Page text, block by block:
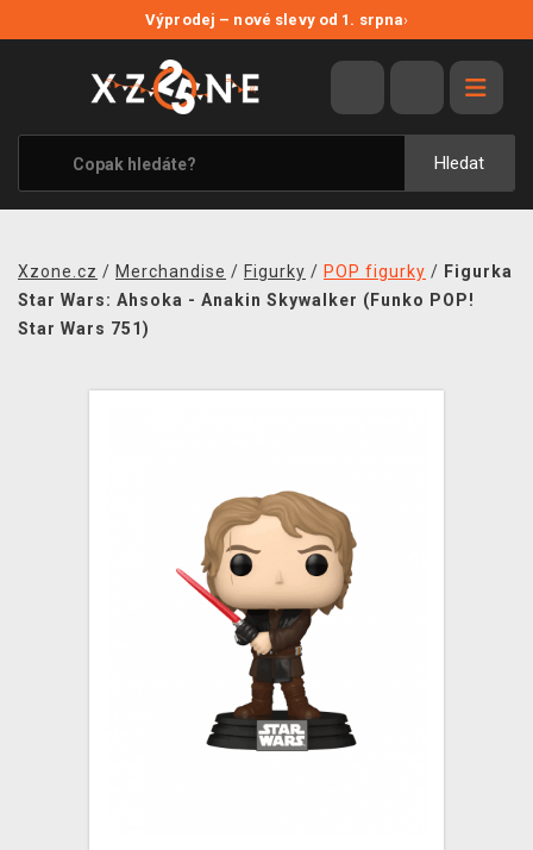
Výprodej – nové slevy od 1. srpna›
Hledat
VÝPRODEJ
VIDEOHRY
XZONE ORIGINALS
TÉMATIKY
MERCHANDISE
TCG & BOARDGAME HUB
VÝKUP HER (BAZAR)
Xzone.cz / Merchandise / Figurky / POP figurky / Figurka
Star Wars: Ahsoka - Anakin Skywalker (Funko POP!
Star Wars 751)